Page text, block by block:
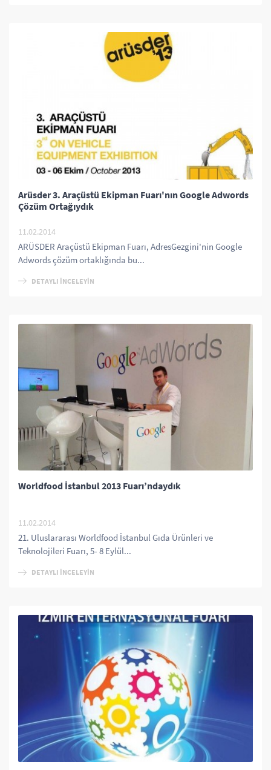
Arüsder 3. Araçüstü Ekipman Fuarı'nın Google Adwords
Çözüm Ortağıydık
11.02.2014
ARÜSDER Araçüstü Ekipman Fuarı, AdresGezgini'nin Google
Adwords çözüm ortaklığında bu...
DETAYLI İNCELEYİN
Worldfood İstanbul 2013 Fuarı’ndaydık
11.02.2014
21. Uluslararası Worldfood İstanbul Gıda Ürünleri ve
Teknolojileri Fuarı, 5- 8 Eylül...
DETAYLI İNCELEYİN